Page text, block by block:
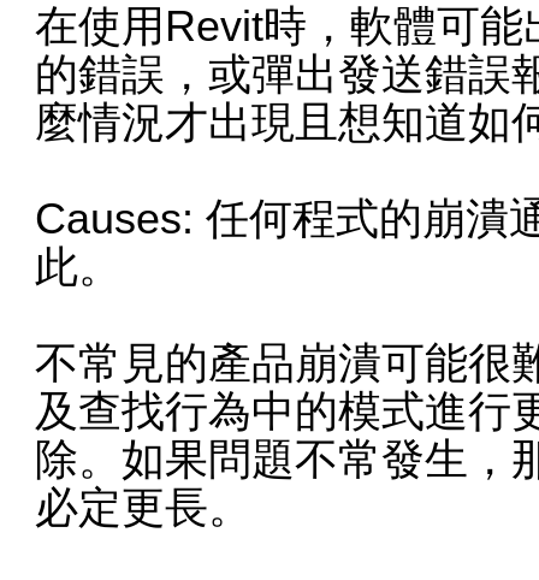
在使用Revit時，軟體可
的錯誤，或彈出發送錯誤
麼情況才出現且想知道如
Causes: 任何程式的崩潰
此。
不常見的產品崩潰可能很
及查找行為中的模式進行
除。如果問題不常發生，
必定更長。